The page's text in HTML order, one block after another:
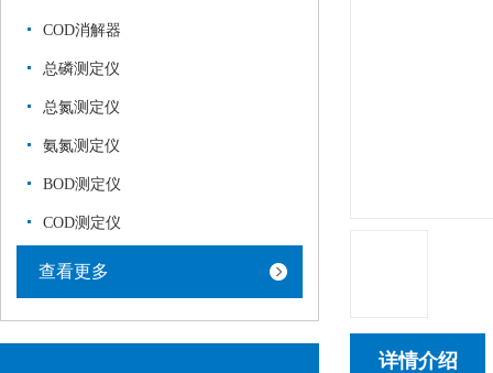
COD消解器
总磷测定仪
总氮测定仪
氨氮测定仪
BOD测定仪
COD测定仪
查看更多
详情介绍